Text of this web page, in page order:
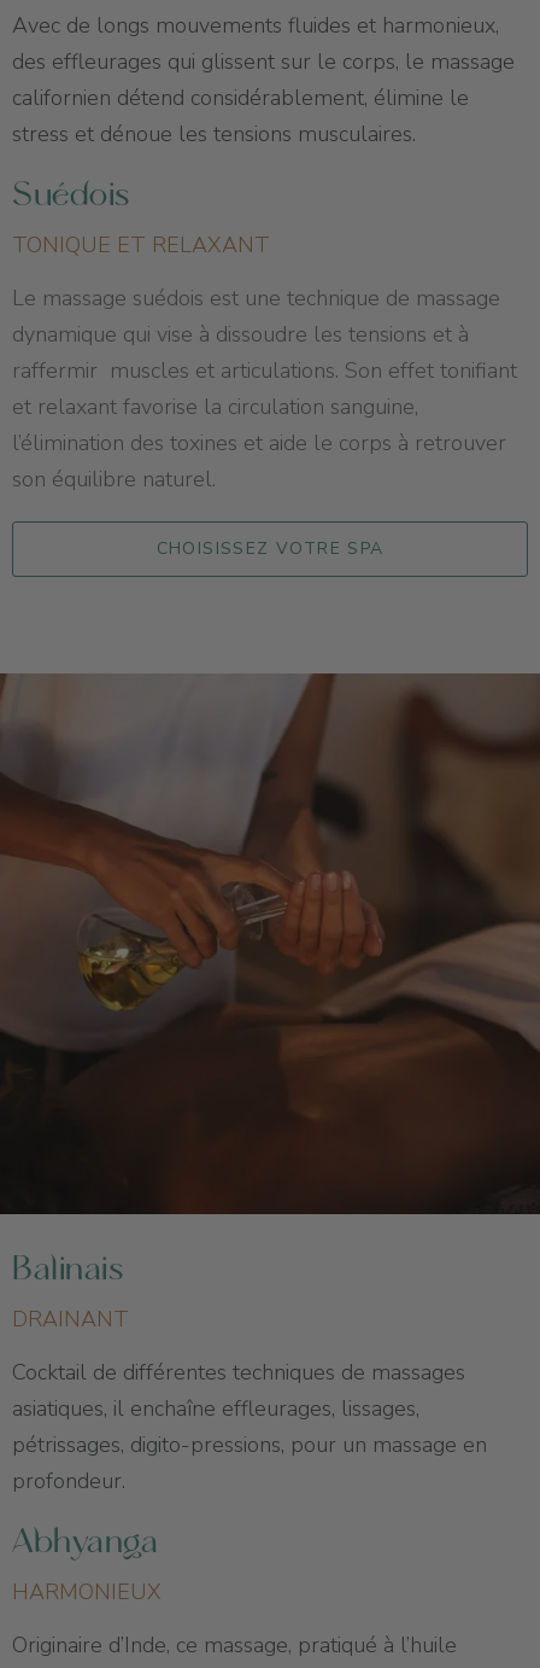
Avec de longs mouvements fluides et harmonieux,
des effleurages qui glissent sur le corps, le massage
californien détend considérablement, élimine le
stress et dénoue les tensions musculaires.
Suédois
TONIQUE ET RELAXANT
Le massage suédois est une technique de massage
dynamique qui vise à dissoudre les tensions et à
raffermir muscles et articulations. Son effet tonifiant
et relaxant favorise la circulation sanguine,
l’élimination des toxines et aide le corps à retrouver
son équilibre naturel.
CHOISISSEZ VOTRE SPA
Balinais
DRAINANT
Cocktail de différentes techniques de massages
asiatiques, il enchaîne effleurages, lissages,
pétrissages, digito-pressions, pour un massage en
profondeur.
Abhyanga
HARMONIEUX
Originaire d’Inde, ce massage, pratiqué à l’huile